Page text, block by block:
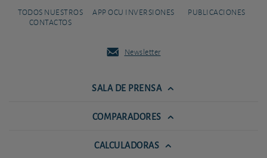
TODOS NUESTROS
CONTACTOS
APP OCU INVERSIONES PUBLICACIONES
Newsletter
SALA DE PRENSA
COMPARADORES
CALCULADORAS